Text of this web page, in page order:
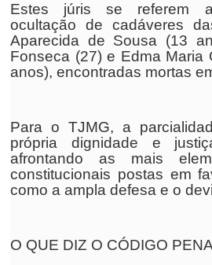
Estes júris se referem
ocultação de cadáveres
Aparecida de Sousa (13
Fonseca (27) e Edma Maria
anos), encontradas mortas
Para o TJMG, a
própria dignidade e
afrontando as mais
constitucionais postas em
como a ampla defesa e o
O QUE DIZ O CÓDIGO